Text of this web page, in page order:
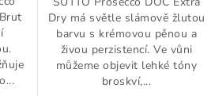
Dry má světle slámově žlutou
barvu s krémovou pěnou a
živou perzistencí. Ve vůni
můžeme objevit lehké tóny
broskví,...